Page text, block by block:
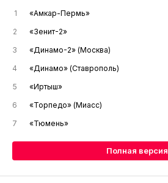
1 «Амкар-Пермь»
2
«Зенит-2»
3
«Динамо-2» (Москва)
4
«Динамо» (Ставрополь)
5
«Иртыш»
6
«Торпедо» (Миасс)
7
«Тюмень»
Полная версия